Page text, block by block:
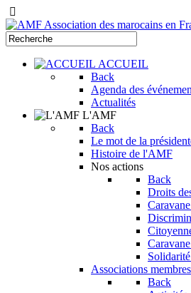
ACCUEIL
Back
Agenda des
Actualités
L'AMF
Back
Le mot de la
Histoire de l'AMF
Nos actions
Back
Droits
Associations membres
Back